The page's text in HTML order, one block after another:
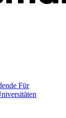
Für